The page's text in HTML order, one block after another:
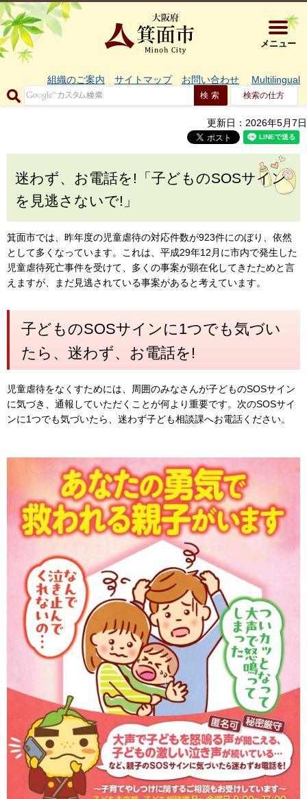
大阪府箕
メニュー
組織のご案内 サイトマップ お問い合わせ Multilingual
検索の仕方
更新日：2026年5月7日
迷わず、お電話を!「子どものSOSサイン
を見逃さないで!」
箕面市では、昨年度の児童虐待の対応件数が923件にのぼり、依然
として多くなっています。これは、平成29年12月に市内で発生した
児童虐待死亡事件を受けて、多くの事案が顕在化してきたためと言
えますが、まだ見逃されている事案があると考えています。
子どものSOSサインに1つでも気づい
たら、迷わず、お電話を!
児童虐待をなくすためには、周囲のみなさんが子どものSOSサイン
に気づき、通報していただくことが何より重要です。次のSOSサイ
ンに1つでも気づいたら、迷わず子ども相談課へお電話ください。